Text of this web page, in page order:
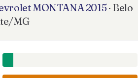
MONTANA2015· Belo
/MG